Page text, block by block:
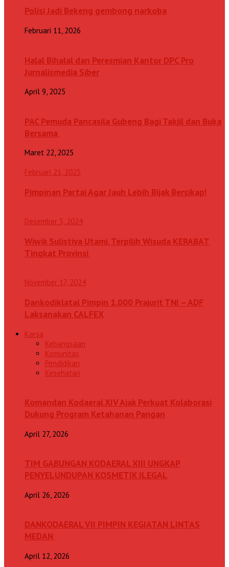
Polisi Jadi Bekeng gembong narkoba
Februari 11, 2026
Halal Bihalal dan Peresmian Kantor DPC Pro
Jurnalismedia Siber
April 9, 2025
PAC Pemuda Pancasila Gubeng Bagi Takjil dan Buka
Bersama
Maret 22, 2025
Februari 21, 2025
Pimpinan Partai Agar Jauh Lebih Bijak Bersikap!
Desember 5, 2024
Wiwik Sulistiya Utami, Terpilih Wisuda KERABAT
Tingkat Provinsi
November 17, 2024
Dankodiklatal Pimpin 1.000 Prajurit TNI – ADF
Laksanakan CALFEX
Karsa
Kebangsaan
Komunitas
Pendidikan
Kesehatan
Komandan Kodaeral XIV Ajak Perkuat Kolaborasi
Dukung Program Ketahanan Pangan
April 27, 2026
TIM GABUNGAN KODAERAL XIII UNGKAP
PENYELUNDUPAN KOSMETIK ILEGAL
April 26, 2026
DANKODAERAL VII PIMPIN KEGIATAN LINTAS
MEDAN
April 12, 2026